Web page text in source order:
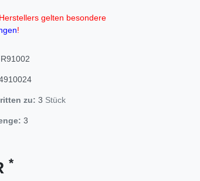
gelten besondere
!
zu: 3 Stück
3
*